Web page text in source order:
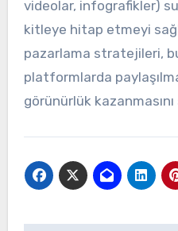
videolar, infografikler)
kitleye hitap etmeyi
pazarlama stratejileri,
platformlarda
görünürlük kazanmasını